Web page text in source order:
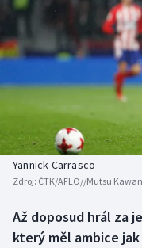
DALŠÍ SPORTY
Americký fotbal
Baseball a softbal
Basketbal
Biatlon
Box
NEPŘEHLÉDNĚTE
Soutěže
Historické návraty
Aplikace ČT sport
Yannick Carrasco
Zdroj: ČTK/AFLO//Mutsu
Až doposud hrál za
který měl ambice